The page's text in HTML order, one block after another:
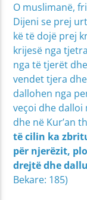
O muslimanë,
Dijeni se prej
kë të dojë prej
krijesë nga
nga të tjerët
vendet tjera
dallohen nga
veçoi dhe dalloi
dhe në Kur’an
të cilin ka
për njerëzit,
drejtë dhe
Bekare: 185)